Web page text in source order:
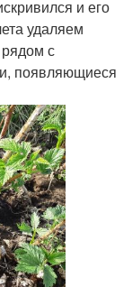
и его
удаляем
с
появляющиеся